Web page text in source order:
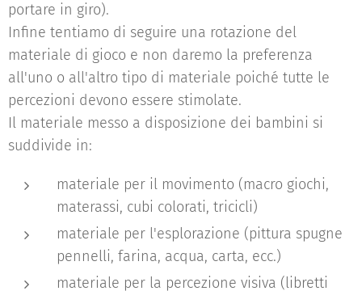
portare in giro).
Infine tentiamo di seguire una rotazione del
materiale di gioco e non daremo la preferenza
all'uno o all'altro tipo di materiale poiché tutte le
percezioni devono essere stimolate.
Il materiale messo a disposizione dei bambini si
suddivide in:
materiale per il movimento (macro giochi,
materassi, cubi colorati, tricicli)
materiale per l'esplorazione (pittura spugne
pennelli, farina, acqua, carta, ecc.)
materiale per la percezione visiva (libretti